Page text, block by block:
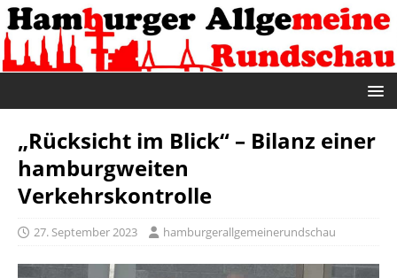
„Rücksicht im Blick“ – Bilanz einer
hamburgweiten
Verkehrskontrolle
27. September 2023 hamburgerallgemeinerundschau